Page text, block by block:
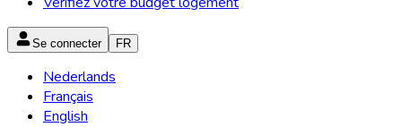
Se connecter FR
Nederlands
Français
English